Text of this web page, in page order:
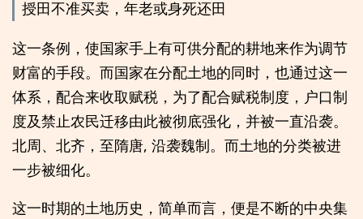
授田不准买卖，年老或身死还田
这一条例，使国家手上有可供分配的耕地来作为调节
财富的手段。而国家在分配土地的同时，也通过这一
体系，配合来收取赋税，为了配合赋税制度，户口制
度及禁止农民迁移由此被彻底强化，并被一直沿袭。
北周、北齐，至隋唐, 沿袭魏制。而土地的分类被进
一步被细化。
这一时期的土地历史，简单而言，便是不断的中央集